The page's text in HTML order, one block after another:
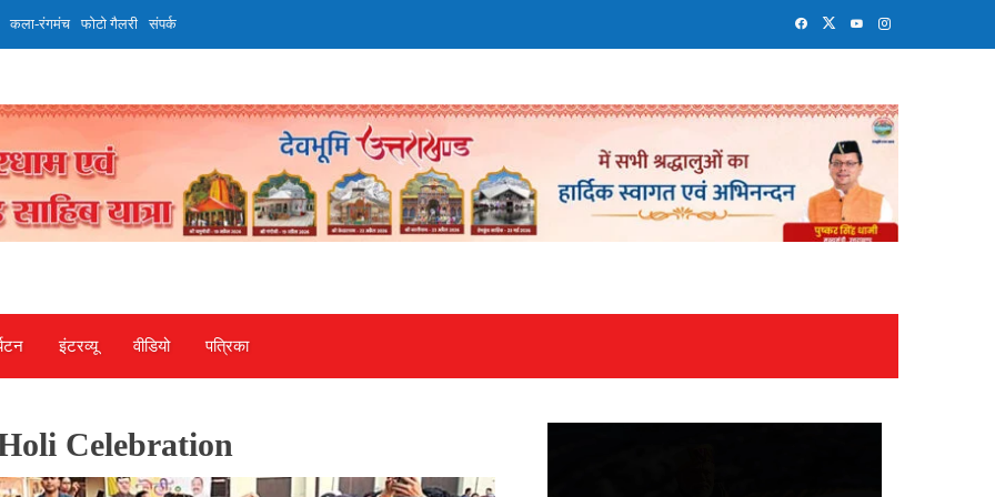
कला-रंगमंच फोटो गैलरी संपर्क
इंटरव्‍यू वीडियो पत्रिका
Celebration